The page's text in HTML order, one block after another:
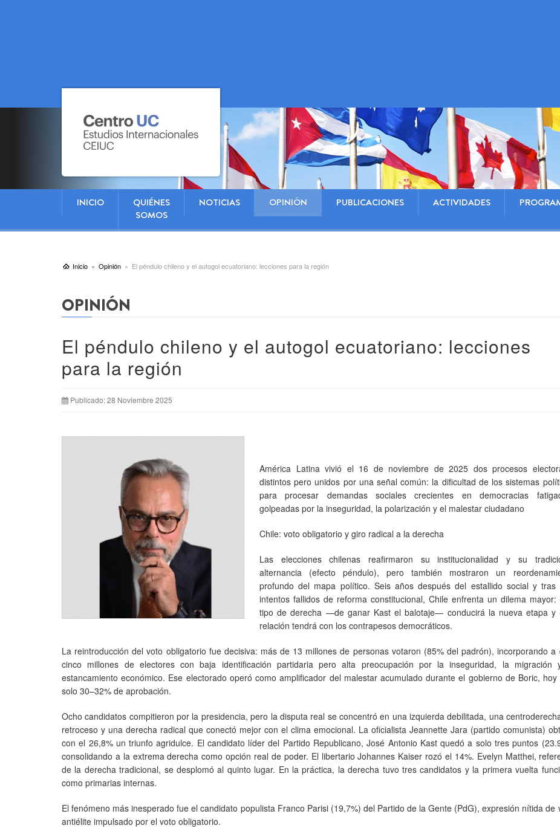
INICIO
QUIÉNES
SOMOS
NOTICIAS OPINIÓN PUBLICACIONES ACTIVIDADES
Inicio Opinión El péndulo chileno y el autogol ecuatoriano: lecciones para la región
OPINIÓN
El péndulo chileno y el autogol ecuatoriano: lecciones
para la región
Publicado: 28 Noviembre 2025
América Latina vivió el 16 de noviembre de 2025 dos procesos
distintos pero unidos por una señal común: la dificultad de los sistemas
para procesar demandas sociales crecientes en democracias
golpeadas por la inseguridad, la polarización y el malestar ciudadano
Chile: voto obligatorio y giro radical a la derecha
Las elecciones chilenas reafirmaron su institucionalidad y su
alternancia (efecto péndulo), pero también mostraron un
profundo del mapa político. Seis años después del estallido social y tras
intentos fallidos de reforma constitucional, Chile enfrenta un dilema mayor:
tipo de derecha —de ganar Kast el balotaje— conducirá la nueva etapa y
relación tendrá con los contrapesos democráticos.
La reintroducción del voto obligatorio fue decisiva: más de 13 millones de personas votaron (85% del padrón), incorporando a
cinco millones de electores con baja identificación partidaria pero alta preocupación por la inseguridad, la migración
estancamiento económico. Ese electorado operó como amplificador del malestar acumulado durante el gobierno de Boric, hoy
solo 30–32% de aprobación.
Ocho candidatos compitieron por la presidencia, pero la disputa real se concentró en una izquierda debilitada, una
retroceso y una derecha radical que conectó mejor con el clima emocional. La oficialista Jeannette Jara (partido comunista)
con el 26,8% un triunfo agridulce. El candidato líder del Partido Republicano, José Antonio Kast quedó a solo tres puntos
consolidando a la extrema derecha como opción real de poder. El libertario Johannes Kaiser rozó el 14%. Evelyn Matthei,
de la derecha tradicional, se desplomó al quinto lugar. En la práctica, la derecha tuvo tres candidatos y la primera vuelta
como primarias internas.
El fenómeno más inesperado fue el candidato populista Franco Parisi (19,7%) del Partido de la Gente (PdG), expresión nítida de
antiélite impulsado por el voto obligatorio.